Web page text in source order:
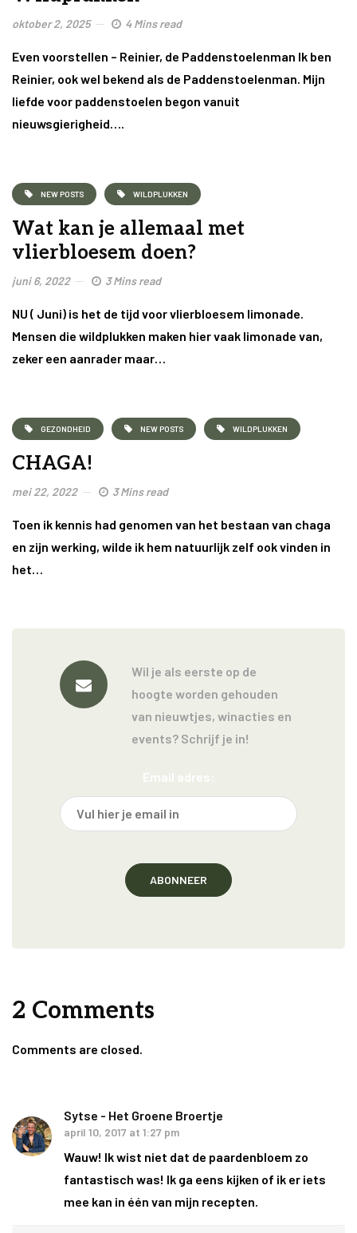
oktober 2, 2025 4 Mins read
Even voorstellen – Reinier, de Paddenstoelenman Ik ben
Reinier, ook wel bekend als de Paddenstoelenman. Mijn
liefde voor paddenstoelen begon vanuit
nieuwsgierigheid….
NEW POSTS WILDPLUKKEN
Wat kan je allemaal met
vlierbloesem doen?
juni 6, 2022 3 Mins read
NU ( Juni) is het de tijd voor vlierbloesem limonade.
Mensen die wildplukken maken hier vaak limonade van,
zeker een aanrader maar…
GEZONDHEID NEW POSTS WILDPLUKKEN
CHAGA!
mei 22, 2022 3 Mins read
Toen ik kennis had genomen van het bestaan van chaga
en zijn werking, wilde ik hem natuurlijk zelf ook vinden in
het…
Wil je als eerste op de
hoogte worden gehouden
van nieuwtjes, winacties en
events? Schrijf je in!
2 Comments
Comments are closed.
Sytse - Het Groene Broertje
april 10, 2017 at 1:27 pm
Wauw! Ik wist niet dat de paardenbloem zo
fantastisch was! Ik ga eens kijken of ik er iets
mee kan in één van mijn recepten.